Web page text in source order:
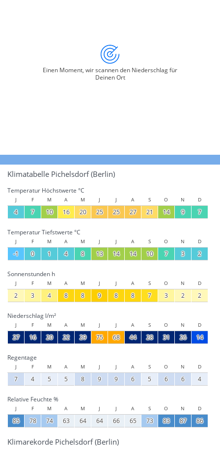
Einen Moment, wir scannen den Niederschlag für
Deinen Ort
Klimatabelle Pichelsdorf (Berlin)
Temperatur Höchstwerte °C
J F M A M J J A S O N D
4 7 10 16 20 25 25 27 21 14 9 7
Temperatur Tiefstwerte °C
J F M A M J J A S O N D
-1 0 1 4 8 13 14 14 10 7 3 2
Sonnenstunden h
J F M A M J J A S O N D
2 3 4 8 8 9 8 8 7 3 2 2
Niederschlag l/m²
J F M A M J J A S O N D
27 16 20 22 29 75 68 44 28 31 26 14
Regentage
J F M A M J J A S O N D
7 4 5 5 8 9 9 6 5 6 6 4
Relative Feuchte %
J F M A M J J A S O N D
85 78 74 63 64 64 66 65 73 83 87 86
Klimarekorde Pichelsdorf (Berlin)